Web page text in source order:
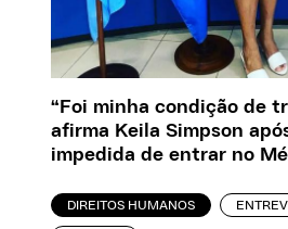
“Foi minha condição de
afirma Keila Simpson
impedida de entrar no
DIREITOS HUMANOS